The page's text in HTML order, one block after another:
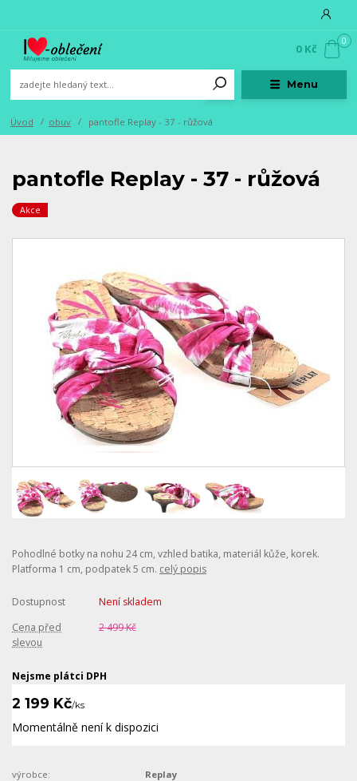
Menu
0
0 Kč
Úvod obuv pantofle Replay - 37 - růžová
pantofle Replay - 37 - růžová
Akce
Pohodlné botky na nohu 24 cm, vzhled batika, materiál kůže, korek.
Platforma 1 cm, podpatek 5 cm. celý popis
Dostupnost
Není skladem
Cena před
slevou
2 499 Kč
Nejsme plátci DPH
2 199 Kč/ks
Momentálně není k dispozici
výrobce:
Replay